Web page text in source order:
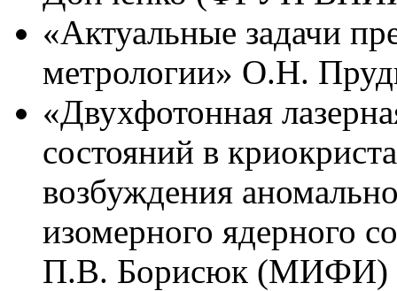
«Актуальные задачи
метрологии» О.Н.
«Двухфотонная
состояний в
возбуждения
изомерного ядерного
П.В. Борисюк (МИФИ)